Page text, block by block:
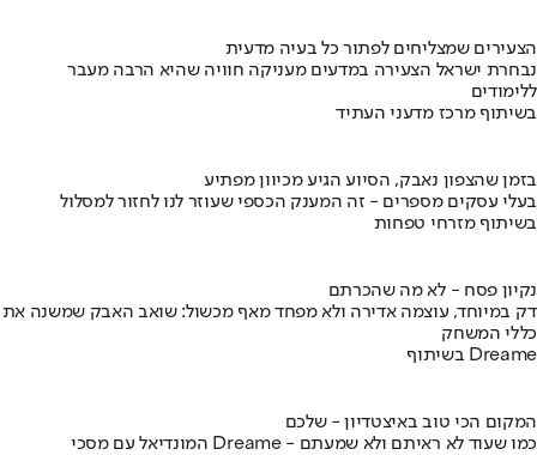
הצעירים שמצליחים לפתור כל בעיה מדעית
נבחרת ישראל הצעירה במדעים מעניקה חוויה שהיא הרבה מעבר
ללימודים
בשיתוף מרכז מדעני העתיד
בזמן שהצפון נאבק, הסיוע הגיע מכיוון מפתיע
בעלי עסקים מספרים - זה המענק הכספי שעוזר לנו לחזור למסלול
בשיתוף מזרחי טפחות
נקיון פסח - לא מה שהכרתם
דק במיוחד, עוצמה אדירה ולא מפחד מאף מכשול: שואב האבק שמשנה את
כללי המשחק
בשיתוף Dreame
המקום הכי טוב באיצטדיון - שלכם
המונדיאל עם מסכי Dreame - כמו שעוד לא ראיתם ולא שמעתם